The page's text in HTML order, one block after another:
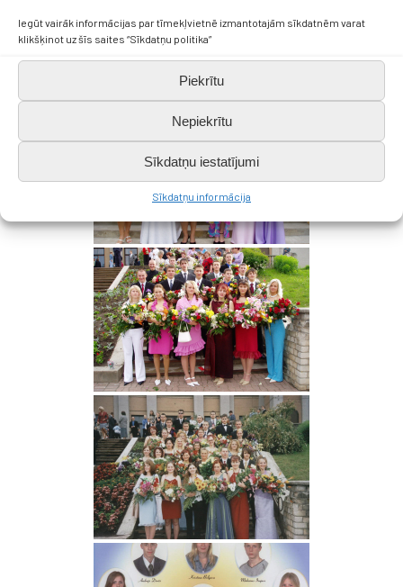
Iegūt vairāk informācijas par tīmekļvietnē izmantotajām sīkdatnēm varat
klikšķinot uz šīs saites “Sīkdatņu politika”
Piekrītu
Nepiekrītu
Sīkdatņu iestatījumi
Sīkdatņu informācija